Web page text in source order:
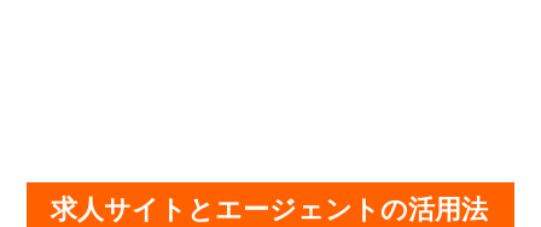
求人サイトとエージェントの活用法